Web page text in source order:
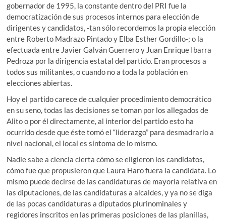
gobernador de 1995, la constante dentro del PRI fue la
democratización de sus procesos internos para elección de
dirigentes y candidatos, -tan sólo recordemos la propia elección
entre Roberto Madrazo Pintado y Elba Esther Gordillo-; o la
efectuada entre Javier Galván Guerrero y Juan Enrique Ibarra
Pedroza por la dirigencia estatal del partido. Eran procesos a
todos sus militantes, o cuando no a toda la población en
elecciones abiertas.
Hoy el partido carece de cualquier procedimiento democrático
en su seno, todas las decisiones se toman por los allegados de
Alito o por él directamente, al interior del partido esto ha
ocurrido desde que éste tomó el “liderazgo” para desmadrarlo a
nivel nacional, el local es síntoma de lo mismo.
Nadie sabe a ciencia cierta cómo se eligieron los candidatos,
cómo fue que propusieron que Laura Haro fuera la candidata. Lo
mismo puede decirse de las candidaturas de mayoría relativa en
las diputaciones, de las candidaturas a alcaldes, y ya no se diga
de las pocas candidaturas a diputados plurinominales y
regidores inscritos en las primeras posiciones de las planillas,